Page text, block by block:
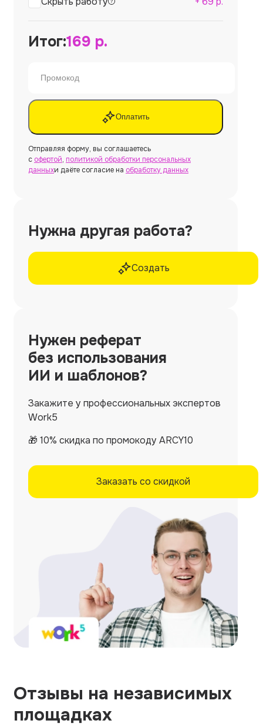
Итог:169 р.
Оплатить
Отправляя форму, вы соглашаетесь
с офертой, политикой обработки персональных
данныхи даёте согласие на обработку данных
Нужна другая работа?
Создать
Нужен реферат
без использования
ИИ и шаблонов?
Закажите у профессиональных экспертов
Work5
🎁 10% скидка по промокоду ARCY10
Заказать со скидкой
Отзывы на независимых
площадках